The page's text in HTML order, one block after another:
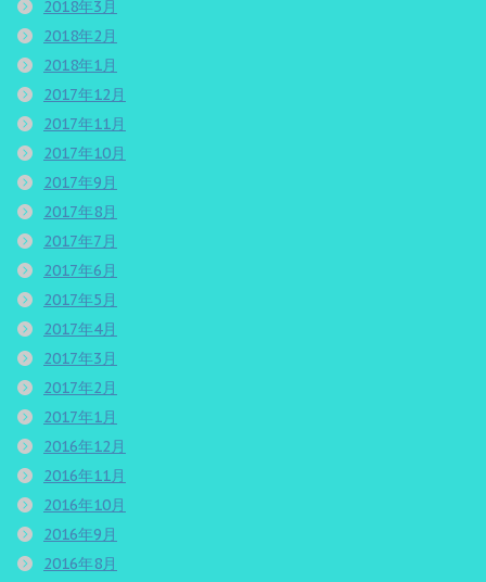
2018年3月
2018年2月
2018年1月
2017年12月
2017年11月
2017年10月
2017年9月
2017年8月
2017年7月
2017年6月
2017年5月
2017年4月
2017年3月
2017年2月
2017年1月
2016年12月
2016年11月
2016年10月
2016年9月
2016年8月